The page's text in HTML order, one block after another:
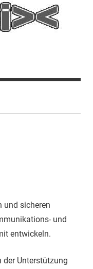
und sicheren
und
entwickeln.
der Unterstützung